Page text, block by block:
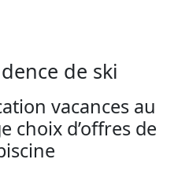
de ski
vacances au
choix d’offres de